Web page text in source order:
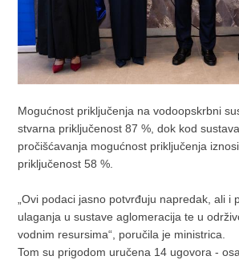
Mogućnost priključenja na vodoopskrbni
stvarna priključenost 87 %, dok kod
pročišćavanja mogućnost priključenja
priključenost 58 %.
„Ovi podaci jasno potvrđuju napredak, ali i
ulaganja u sustave aglomeracija te u
vodnim resursima“, poručila je ministrica.
Tom su prigodom uručena 14 ugovora -